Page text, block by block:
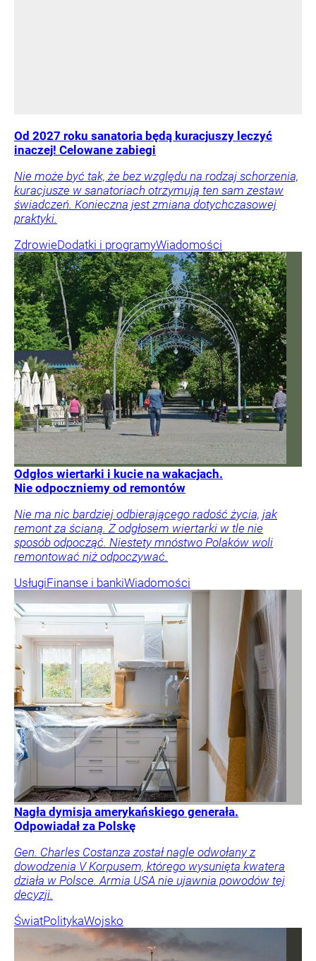
Od 2027 roku sanatoria będą kuracjuszy leczyć
inaczej! Celowane zabiegi
Nie może być tak, że bez względu na rodzaj schorzenia,
kuracjusze w sanatoriach otrzymują ten sam zestaw
świadczeń. Konieczna jest zmiana dotychczasowej
praktyki.
ZdrowieDodatki i programyWiadomości
Odgłos wiertarki i kucie na wakacjach.
Nie odpoczniemy od remontów
Nie ma nic bardziej odbierającego radość życia, jak
remont za ścianą. Z odgłosem wiertarki w tle nie
sposób odpocząć. Niestety mnóstwo Polaków woli
remontować niż odpoczywać.
UsługiFinanse i bankiWiadomości
Nagła dymisja amerykańskiego generała.
Odpowiadał za Polskę
Gen. Charles Costanza został nagle odwołany z
dowodzenia V Korpusem, którego wysunięta kwatera
działa w Polsce. Armia USA nie ujawnia powodów tej
decyzji.
ŚwiatPolitykaWojsko